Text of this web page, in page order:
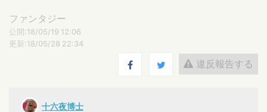
ファンタジー
公開:18/05/19 12:06
更新:18/05/28 22:34
違反報告する
十六夜博士